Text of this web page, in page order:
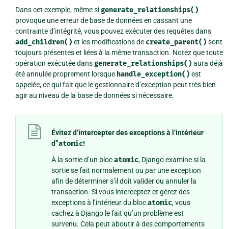
Dans cet exemple, même sigenerate_relationships()
provoque une erreur de base de données en cassant une
contrainte d’intégrité, vous pouvez exécuter des requêtes dans
add_children() et les modifications de create_parent() sont
toujours présentes et liées à la même transaction. Notez que toute
opération exécutée dansgenerate_relationships() aura déjà
été annulée proprement lorsque handle_exception() est
appelée, ce qui fait que le gestionnaire d’exception peut très bien
agir au niveau de la base de données si nécessaire.
Évitez d’intercepter des exceptions à l’intérieur
d”atomic!
À la sortie d’un blocatomic, Django examine si la
sortie se fait normalement ou par une exception
afin de déterminer s’il doit valider ou annuler la
transaction. Si vous interceptez et gérez des
exceptions à l’intérieur du blocatomic, vous
cachez à Django le fait qu’un problème est
survenu. Cela peut aboutir à des comportements